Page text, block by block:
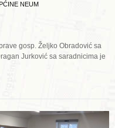
NEUM
gosp. Željko Obradović sa
Jurković sa saradnicima je